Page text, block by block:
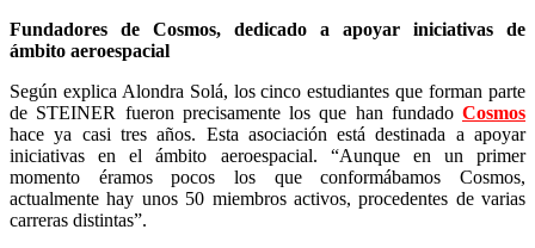
Fundadores de Cosmos, dedicado a apoyar iniciativas de
ámbito aeroespacial
Según explica Alondra Solá, los cinco estudiantes que forman parte
de STEINER fueron precisamente los que han fundado Cosmos
hace ya casi tres años. Esta asociación está destinada a apoyar
iniciativas en el ámbito aeroespacial. “Aunque en un primer
momento éramos pocos los que conformábamos Cosmos,
actualmente hay unos 50 miembros activos, procedentes de varias
carreras distintas”.